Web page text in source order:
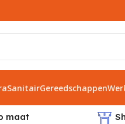
SanitairGereedschappen
maat